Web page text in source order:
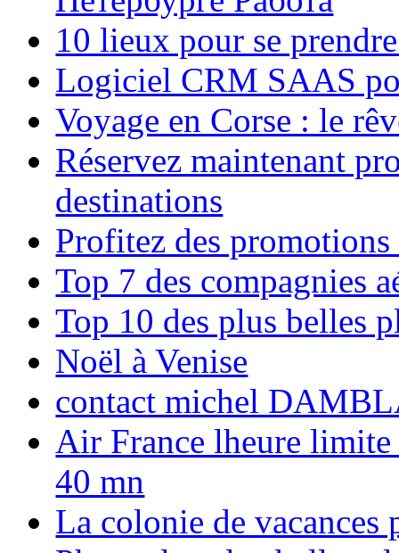
10 lieux pour se
Logiciel CRM SAAS
Voyage en Corse : le
Réservez maintenant
destinations
Profitez des
Top 7 des compagnies
Top 10 des plus belles
Noël à Venise
contact michel
Air France lheure limite
40 mn
La colonie de vacances